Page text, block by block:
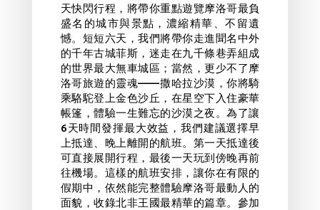
天快閃行程，將帶你重點遊覽摩洛哥最負
盛名的城市與景點，濃縮精華、不留遺
憾。 短短六天，我們將帶你走進聞名中外
的千年古城菲斯，迷走在九千條巷弄組成
的世界最大無車城區；當然，更少不了摩
洛哥旅遊的靈魂——撒哈拉沙漠，你將騎
乘駱駝登上金色沙丘，在星空下入住豪華
帳篷，體驗一生難忘的沙漠之夜。為了讓
6天時間發揮最大效益，我們建議選擇早
上抵達、晚上離開的航班。第一天抵達後
可直接展開行程，最後一天玩到傍晚再前
往機場。這樣的航班安排，讓你在有限的
假期中，依然能完整體驗摩洛哥最動人的
面貌，收錄北非王國最精華的篇章。 參加